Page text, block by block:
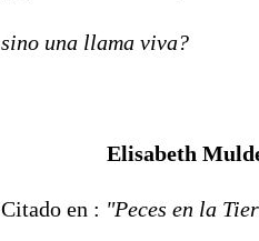
sino una llama viva?
Elisabeth
Citado en : "Peces en la